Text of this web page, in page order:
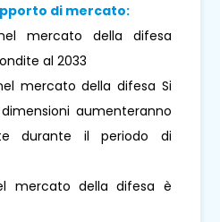
di mercato:
mercato della difesa
al 2033
mercato della difesa Si
aumenteranno
durante il periodo di
mercato della difesa è